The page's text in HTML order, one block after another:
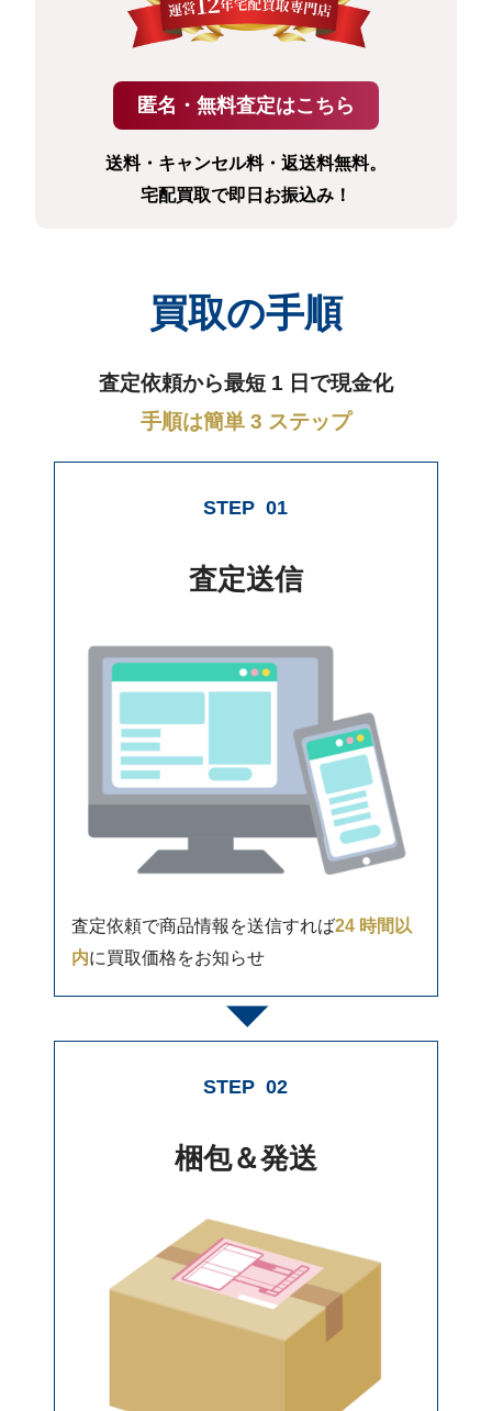
送料・キャンセル料・返送料無料。
宅配買取で即日お振込み！
買取の手順
査定依頼から最短 1 日で現金化
手順は簡単 3 ステップ
STEP 01
査定送信
査定依頼で商品情報を送信すれば24 時間以
内に買取価格をお知らせ
STEP 02
梱包＆発送